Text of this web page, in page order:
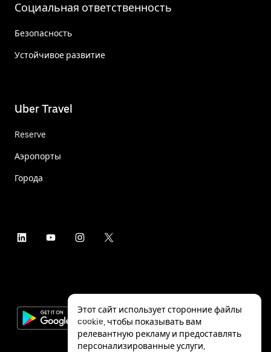
Социальная ответственность
Безопасность
Устойчивое развитие
Uber Travel
Reserve
Аэропорты
Города
Этот сайт использует сторонние файлы
cookie, чтобы показывать вам
релевантную рекламу и предоставлять
персонализированные услуги,